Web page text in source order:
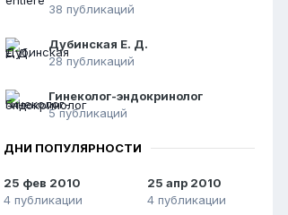
38 публикаций
Дубинская Е. Д.
28 публикаций
Гинеколог-эндокринолог
5 публикаций
ДНИ ПОПУЛЯРНОСТИ
25 фев 2010
4 публикации
25 апр 2010
4 публикации